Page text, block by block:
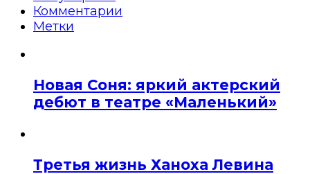
Комментарии
Метки
Новая Соня: яркий актерский
дебют в театре «Маленький»
Третья жизнь Ханоха Левина